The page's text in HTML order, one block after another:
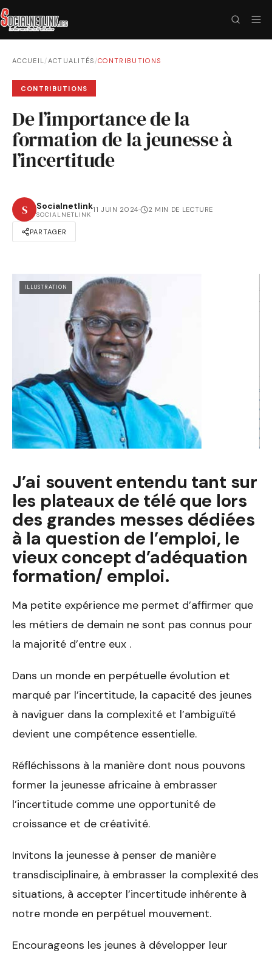
ACCUEIL/ACTUALITÉS /CONTRIBUTIONS
CONTRIBUTIONS
De l’importance de la
formation de la jeunesse à
l’incertitude
S Socialnetlink
SOCIALNETLINK
11 JUIN 2024· 2 MIN DE LECTURE
PARTAGER
ILLUSTRATION
J’ai souvent entendu tant sur
les plateaux de télé que lors
des grandes messes dédiées
à la question de l’emploi, le
vieux concept d’adéquation
formation/ emploi.
Ma petite expérience me permet d’affirmer que
les métiers de demain ne sont pas connus pour
la majorité d’entre eux .
Dans un monde en perpétuelle évolution et
marqué par l’incertitude, la capacité des jeunes
à naviguer dans la complexité et l’ambiguïté
devient une compétence essentielle.
Réfléchissons à la manière dont nous pouvons
former la jeunesse africaine à embrasser
l’incertitude comme une opportunité de
croissance et de créativité.
Invitons la jeunesse à penser de manière
transdisciplinaire, à embrasser la complexité des
situations, à accepter l’incertitude inhérente à
notre monde en perpétuel mouvement.
Encourageons les jeunes à développer leur